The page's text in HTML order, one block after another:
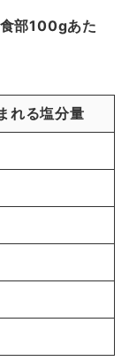
部100gあた
れる塩分量